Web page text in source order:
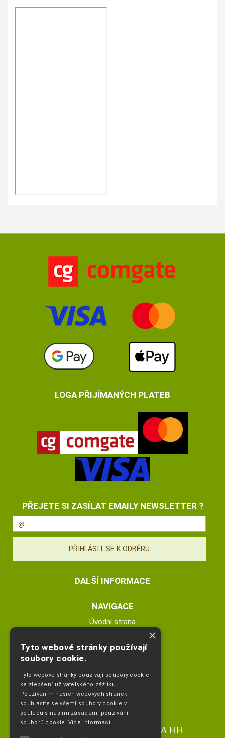
LOGA PŘIJÍMANÝCH PLATEB
PŘEJETE SI ZASÍLAT EMAILY NEWSLETTER ?
DALŠÍ INFORMACE
NAVIGACE
Úvodní strana
Nákupní košík
Obchodní podmínky
Odstoupeni od smlouvy
ESHOP PROVOZUJE
Ing. Hana Čejdíková POPLETA HH
×
Tyto webové stránky používají
soubory cookie.
Tyto webové stránky používají soubory cookie
ke zlepšení uživatelského zážitku.
Používáním našich webových stránek
souhlasíte se všemi soubory cookie v
souladu s našimi zásadami používání
souborů cookie. Více informací